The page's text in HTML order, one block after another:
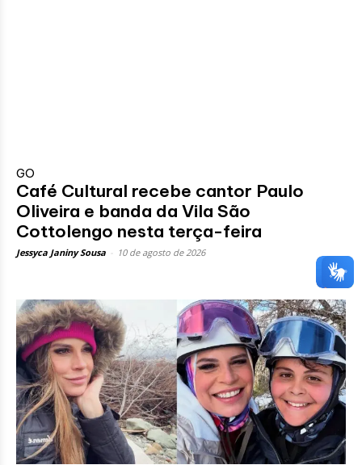
GO
Café Cultural recebe cantor Paulo
Oliveira e banda da Vila São
Cottolengo nesta terça-feira
Jessyca Janiny Sousa 10 de agosto de 2026